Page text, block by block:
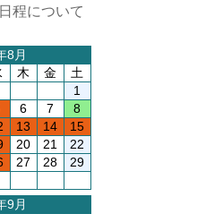
程について
8月
木 金
土
1
6 7
8
13 14
15
20 21
22
27 28
29
9月